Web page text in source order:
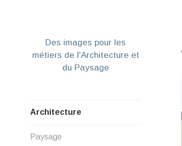
Des images pour les
métiers de l'Architecture et
du Paysage
Architecture
Paysage